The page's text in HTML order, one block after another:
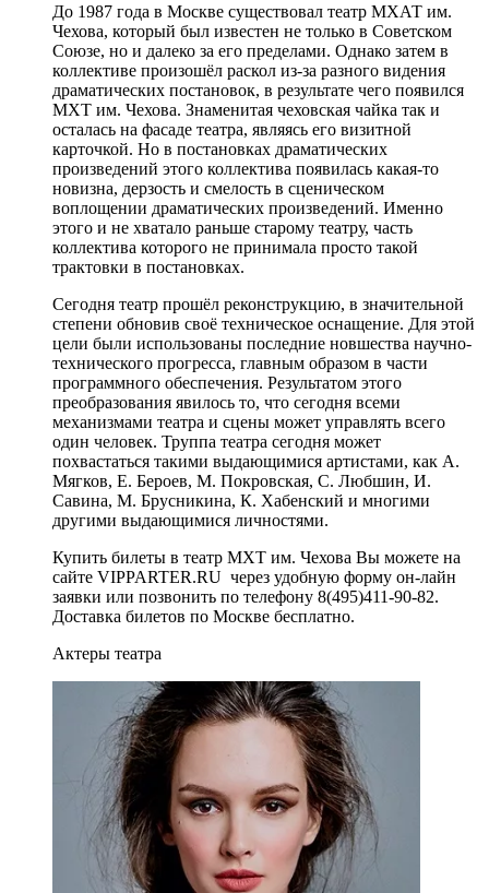
До 1987 года в Москве существовал театр МХАТ им.
Чехова, который был известен не только в Советском
Союзе, но и далеко за его пределами. Однако затем в
коллективе произошёл раскол из-за разного видения
драматических постановок, в результате чего появился
МХТ им. Чехова. Знаменитая чеховская чайка так и
осталась на фасаде театра, являясь его визитной
карточкой. Но в постановках драматических
произведений этого коллектива появилась какая-то
новизна, дерзость и смелость в сценическом
воплощении драматических произведений. Именно
этого и не хватало раньше старому театру, часть
коллектива которого не принимала просто такой
трактовки в постановках.
Сегодня театр прошёл реконструкцию, в значительной
степени обновив своё техническое оснащение. Для этой
цели были использованы последние новшества научно-
технического прогресса, главным образом в части
программного обеспечения. Результатом этого
преобразования явилось то, что сегодня всеми
механизмами театра и сцены может управлять всего
один человек. Труппа театра сегодня может
похвастаться такими выдающимися артистами, как А.
Мягков, Е. Бероев, М. Покровская, С. Любшин, И.
Савина, М. Брусникина, К. Хабенский и многими
другими выдающимися личностями.
Купить билеты в театр МХТ им. Чехова Вы можете на
сайте VIPPARTER.RU через удобную форму он-лайн
заявки или позвонить по телефону 8(495)411-90-82.
Доставка билетов по Москве бесплатно.
Актеры театра